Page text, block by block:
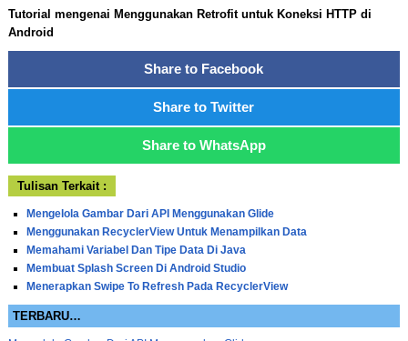
Tutorial mengenai Menggunakan Retrofit untuk Koneksi HTTP di
Android
Share to Facebook
Share to Twitter
Share to WhatsApp
Tulisan Terkait :
Mengelola Gambar Dari API Menggunakan Glide
Menggunakan RecyclerView Untuk Menampilkan Data
Memahami Variabel Dan Tipe Data Di Java
Membuat Splash Screen Di Android Studio
Menerapkan Swipe To Refresh Pada RecyclerView
TERBARU…